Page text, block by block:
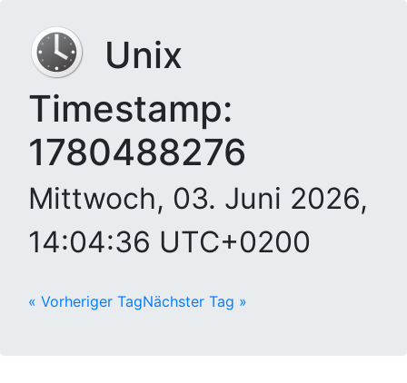
Unix
Timestamp:
1780488276
Mittwoch, 03. Juni 2026,
14:04:36 UTC+0200
« Vorheriger TagNächster Tag »